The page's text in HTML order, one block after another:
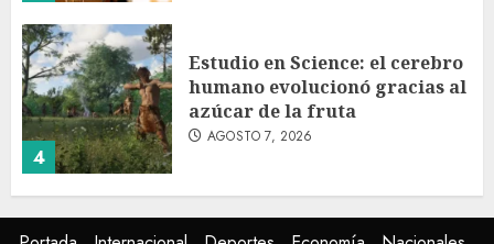
4
Estudio en Science: el cerebro
humano evolucionó gracias al
azúcar de la fruta
AGOSTO 7, 2026